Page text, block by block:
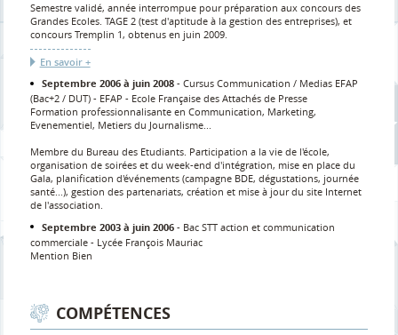
Semestre validé, année interrompue pour préparation aux concours des
Grandes Ecoles. TAGE 2 (test d'aptitude à la gestion des entreprises), et
concours Tremplin 1, obtenus en juin 2009.
En savoir +
Septembre 2006 à juin 2008
Cursus Communication / Medias EFAP
(Bac+2 / DUT)
EFAP - Ecole Française des Attachés de Presse
Formation professionnalisante en Communication, Marketing,
Evenementiel, Metiers du Journalisme...
Membre du Bureau des Etudiants. Participation a la vie de l'école,
organisation de soirées et du week-end d'intégration, mise en place du
Gala, planification d'événements (campagne BDE, dégustations, journée
santé...), gestion des partenariats, création et mise à jour du site Internet
de l'association.
Septembre 2003 à juin 2006
Bac STT action et communication
commerciale
Lycée François Mauriac
Mention Bien
COMPÉTENCES